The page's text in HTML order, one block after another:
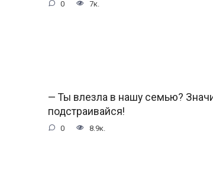
0 7к.
— Ты влезла в нашу семью?
подстраивайся!
0 8.9к.